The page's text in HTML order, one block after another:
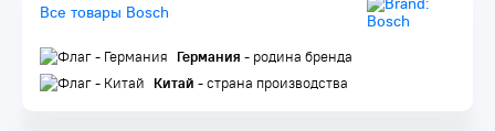
Все товары Bosch
Германия - родина бренда
Китай - страна производства